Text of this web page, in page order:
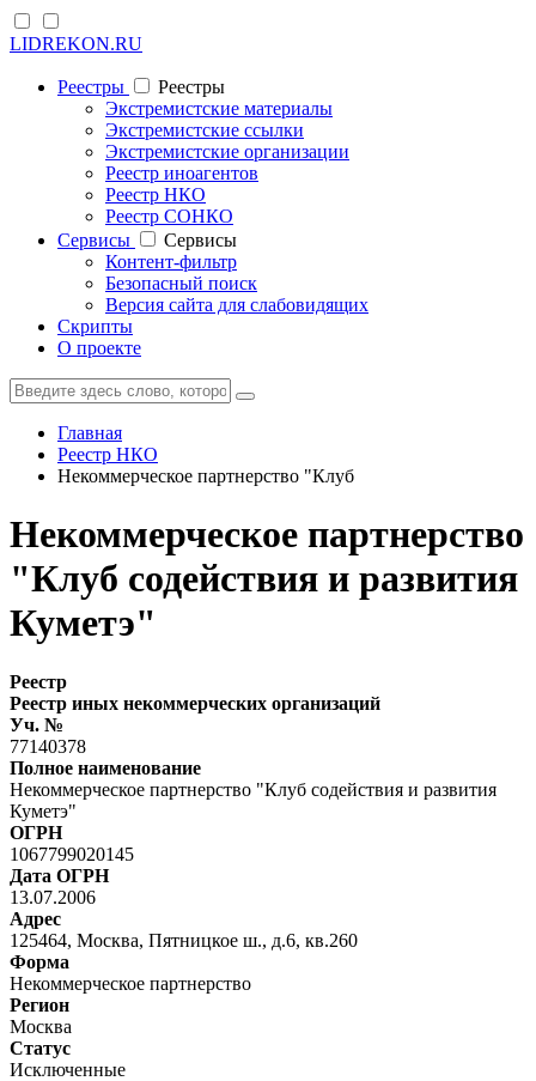
LIDREKON.RU
Реестры
Реестры
Экстремистские материалы
Экстремистские ссылки
Экстремистские организации
Реестр иноагентов
Реестр НКО
Реестр СОНКО
Cервисы
Cервисы
Контент-фильтр
Безопасный поиск
Версия сайта для слабовидящих
Скрипты
О проекте
Главная
Реестр НКО
Некоммерческое партнерство "Клуб
Некоммерческое партнерство
"Клуб содействия и развития
Куметэ"
Реестр
Реестр иных некоммерческих организаций
Уч. №
77140378
Полное наименование
Некоммерческое партнерство "Клуб содействия и развития
Куметэ"
ОГРН
1067799020145
Дата ОГРН
13.07.2006
Адрес
125464, Москва, Пятницкое ш., д.6, кв.260
Форма
Некоммерческое партнерство
Регион
Москва
Статус
Исключенные